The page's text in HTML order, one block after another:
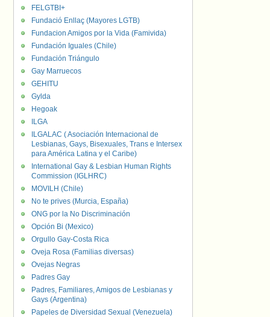
FELGTBI+
Fundació Enllaç (Mayores LGTB)
Fundacion Amigos por la Vida (Famivida)
Fundación Iguales (Chile)
Fundación Triángulo
Gay Marruecos
GEHITU
Gylda
Hegoak
ILGA
ILGALAC ( Asociación Internacional de
Lesbianas, Gays, Bisexuales, Trans e Intersex
para América Latina y el Caribe)
International Gay & Lesbian Human Rights
Commission (IGLHRC)
MOVILH (Chile)
No te prives (Murcia, España)
ONG por la No Discriminación
Opción Bi (Mexico)
Orgullo Gay-Costa Rica
Oveja Rosa (Familias diversas)
Ovejas Negras
Padres Gay
Padres, Familiares, Amigos de Lesbianas y
Gays (Argentina)
Papeles de Diversidad Sexual (Venezuela)